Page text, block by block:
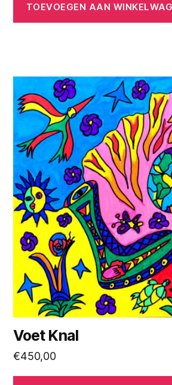
TOEVOEGEN AAN
Voet Knal
€450,00